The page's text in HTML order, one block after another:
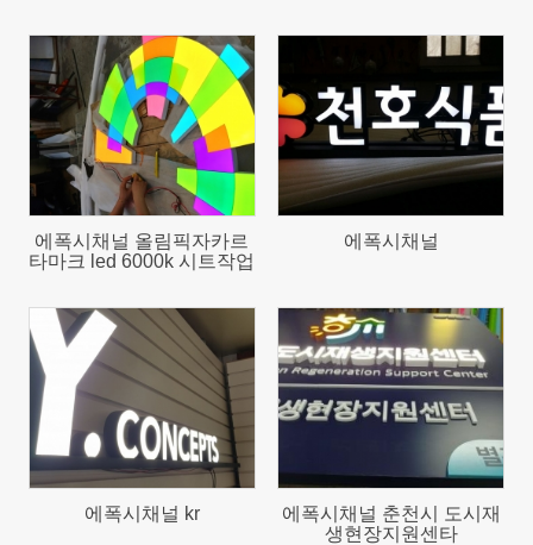
880
에폭시채널 올림픽자카르
타마크 led 6000k 시트작업
1044
에폭시채널
863
에폭시채널 kr
621
에폭시채널 춘천시 도시재
생현장지원센타